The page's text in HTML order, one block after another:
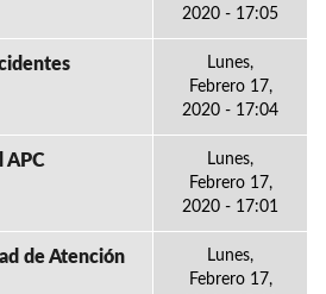
2020 - 17:05
Lunes,
Febrero 17,
2020 - 17:04
APC
Lunes,
Febrero 17,
2020 - 17:01
de Atención
Lunes,
Febrero 17,